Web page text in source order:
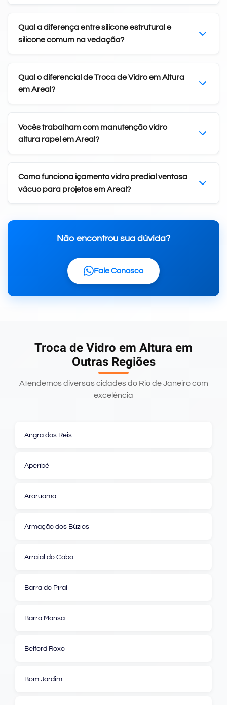
Qual a diferença entre silicone estrutural e
silicone comum na vedação?
Qual o diferencial de Troca de Vidro em Altura
em Areal?
Vocês trabalham com manutenção vidro
altura rapel em Areal?
Como funciona içamento vidro predial ventosa
vácuo para projetos em Areal?
Não encontrou sua dúvida?
Fale Conosco
Troca de Vidro em Altura em
Outras Regiões
Atendemos diversas cidades do Rio de Janeiro com
excelência
Angra dos Reis
Aperibé
Araruama
Armação dos Búzios
Arraial do Cabo
Barra do Piraí
Barra Mansa
Belford Roxo
Bom Jardim